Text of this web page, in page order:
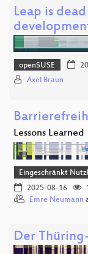
Leap is
openSUSE
Axel Braun
Lessons Learned
Eingeschränkt
2025-08-16
Emre Neumann
Der